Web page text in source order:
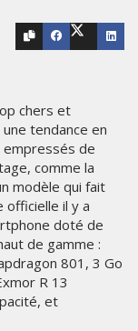
chers et
tendance en
empressés de
comme la
modèle qui fait
officielle il y a
doté de
de gamme :
801, 3 Go
R 13
et